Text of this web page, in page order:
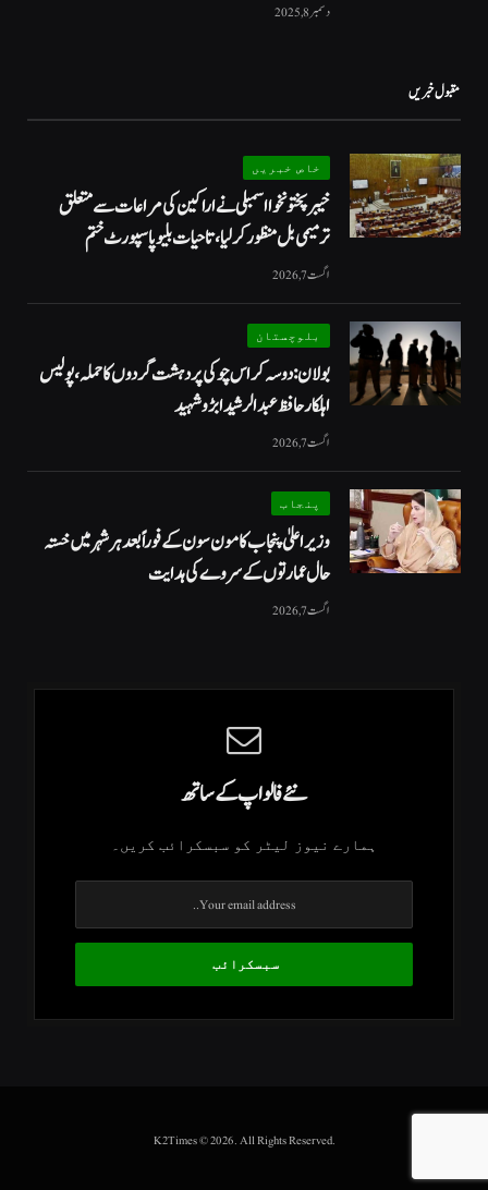
دسمبر 8, 2025
مقبول خبریں
خاص خبریں
خیبرپختونخوا اسمبلی نے اراکین کی مراعات سے متعلق
ترمیمی بل منظور کر لیا، تاحیات بلیو پاسپورٹ ختم
اگست 7, 2026
بلوچستان
بولان: دوسہ کراس چوکی پر دہشت گردوں کا حملہ، پولیس
اہلکار حافظ عبدالرشید ابڑو شہید
اگست 7, 2026
پنجاب
وزیراعلیٰ پنجاب کا مون سون کے فوراً بعد ہر شہر میں خستہ
حال عمارتوں کے سروے کی ہدایت
اگست 7, 2026
نئے فالو اپ کے ساتھ
ہمارے نیوز لیٹر کو سبسکرائب کریں۔
.K2Times © 2026. All Rights Reserved